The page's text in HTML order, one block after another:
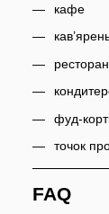
кафе
фуд-
точок
FAQ